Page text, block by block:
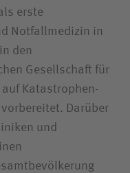
erste
Notfallmedizin in
den
Gesellschaft für
Katastrophen-
Darüber
und